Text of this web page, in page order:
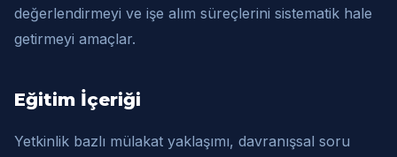
değerlendirmeyi ve işe alım süreçlerini sistematik hale
getirmeyi amaçlar.
Eğitim İçeriği
Yetkinlik bazlı mülakat yaklaşımı, davranışsal soru